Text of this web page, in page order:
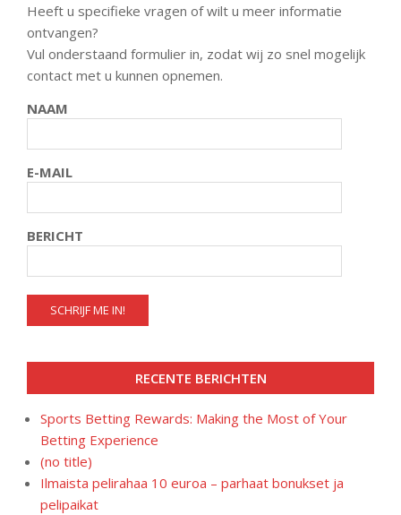
Heeft u specifieke vragen of wilt u meer informatie
ontvangen?
Vul onderstaand formulier in, zodat wij zo snel mogelijk
contact met u kunnen opnemen.
NAAM
E-MAIL
BERICHT
RECENTE BERICHTEN
Sports Betting Rewards: Making the Most of Your
Betting Experience
(no title)
Ilmaista pelirahaa 10 euroa – parhaat bonukset ja
pelipaikat